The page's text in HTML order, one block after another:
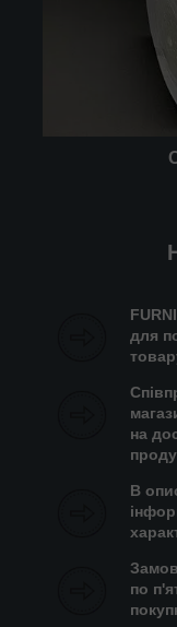
для
на
В
по